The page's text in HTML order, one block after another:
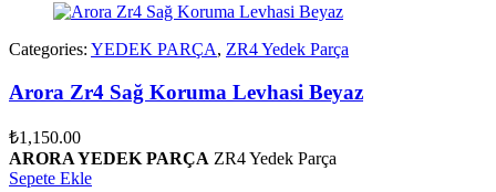
Categories: YEDEK PARÇA, ZR4 Yedek Parça
Arora Zr4 Sağ Koruma Levhasi Beyaz
₺1,150.00
ARORA YEDEK PARÇA ZR4 Yedek Parça
Sepete Ekle